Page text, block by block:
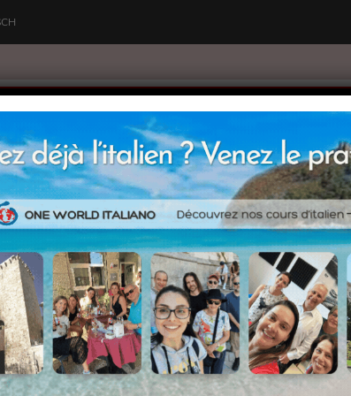
World Italiano
sommes-nous Cours Grammaire